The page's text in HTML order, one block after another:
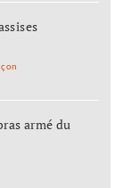
armé du